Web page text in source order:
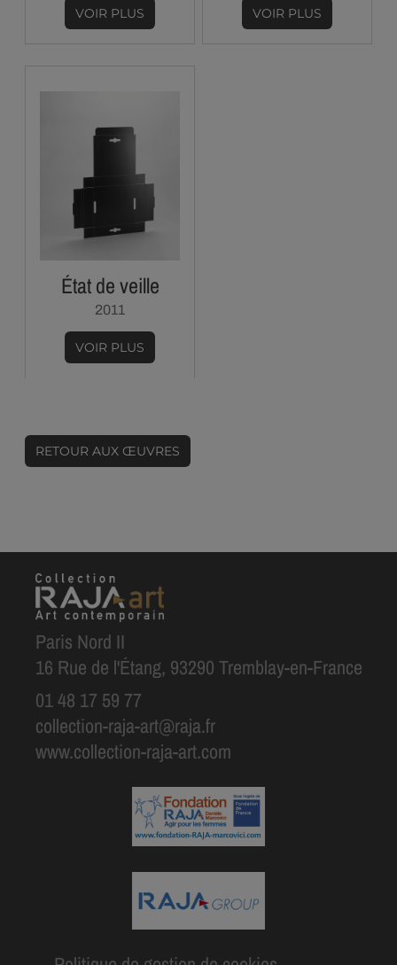
VOIR PLUS VOIR PLUS
État de veille
2011
VOIR PLUS
RETOUR AUX ŒUVRES
Paris Nord II
16 Rue de l'Étang, 93290 Tremblay-en-France
01 48 17 59 77
collection-raja-art@raja.fr
www.collection-raja-art.com